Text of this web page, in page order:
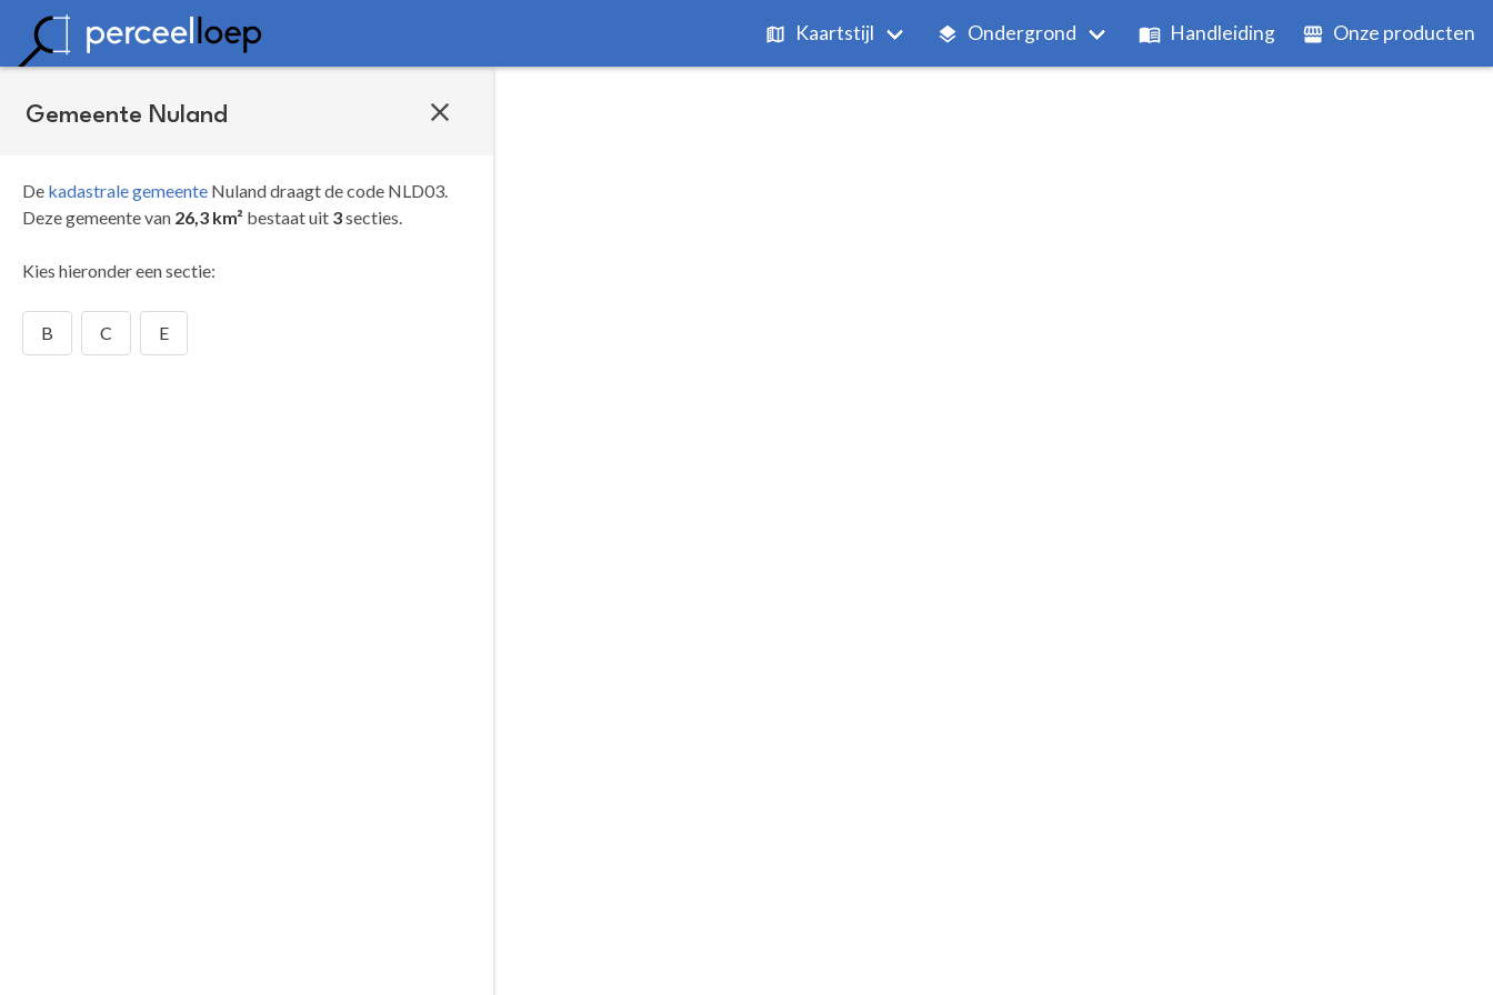
Kaartstijl Ondergrond Handleiding Onze producten
Gemeente Nuland
De kadastrale gemeente Nuland draagt de code NLD03.
Deze gemeente van 26,3 km² bestaat uit 3secties.
Kies hieronder een sectie:
B C E